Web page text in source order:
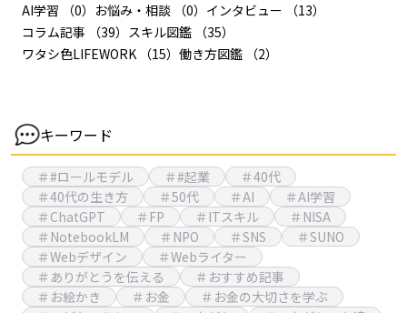
AI学習 （0） お悩み・相談 （0） インタビュー
（13）
コラム記事
（39） スキル図鑑
（35）
ワタシ色LIFEWORK （15） 働き方図鑑 （2）
キーワード
＃#ロールモデル ＃#起業
＃40代
＃40代の生き方
＃50代 ＃AI
＃AI学習
＃ChatGPT
＃FP ＃ITスキル
＃NISA
＃NotebookLM
＃NPO ＃SNS
＃SUNO
＃Webデザイン
＃Webライター
＃ありがとうを伝える
＃おすすめ記事
＃お絵かき
＃お金
＃お金の大切さを学ぶ